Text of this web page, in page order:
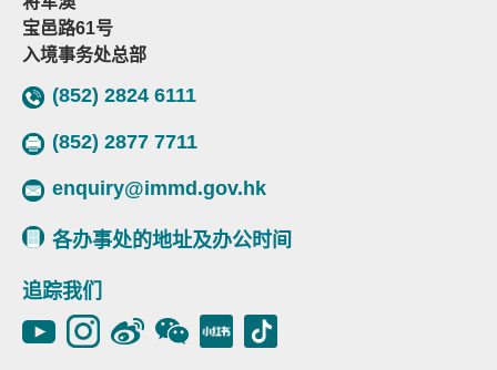
宝邑路61号
入境事务处总部
(852) 2824 6111
(852) 2877 7711
enquiry@immd.gov.hk
各办事处的地址及办公时间
追踪我们